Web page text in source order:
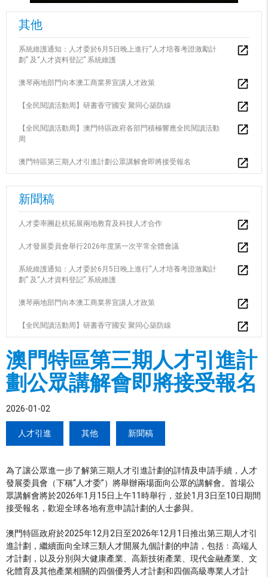
其他
系統維護通知：人才委於6月5日晚上進行“人才培養考證激勵計
劃” 及“人才資料登記” 系統維護
澳琴兩地部門向本澳工商業界宣講人才政策
【全民閱讀活動周】研書香守國安 聚同心築防線
【全民閱讀活動周】澳門特區政府各部門積極響應全民閱讀活動
周
澳門特區第三期人才引進計劃公眾講解會即將接受報名
新聞稿
人才委率團赴杭拓展兩地教育及科技人才合作
人才發展委員會舉行2026年度第一次平常全體會議
系統維護通知：人才委於6月5日晚上進行“人才培養考證激勵計
劃” 及“人才資料登記” 系統維護
澳琴兩地部門向本澳工商業界宣講人才政策
【全民閱讀活動周】研書香守國安 聚同心築防線
澳門特區第三期人才引進計
劃公眾講解會即將接受報名
2026-01-02
人才引進 其他 新聞稿
為了讓公眾進一步了解第三期人才引進計劃的詳情及申請手續，人才
發展委員會（下稱“人才委”）將舉辦兩場面向公眾的講解會。首場公
眾講解會將於2026年1月15日上午11時舉行，並於1月3日至10日期間
接受報名，歡迎全球各地有意申請計劃的人士參與。
澳門特區政府於2025年12月2日至2026年12月1日推出第三期人才引
進計劃，繼續面向全球三類人才開展九個計劃的申請，包括﹕高端人
才計劃，以及分別與大健康產業、高新技術產業、現代金融產業、文
化體育及其他產業相關的四個優秀人才計劃和四個高級專業人才計